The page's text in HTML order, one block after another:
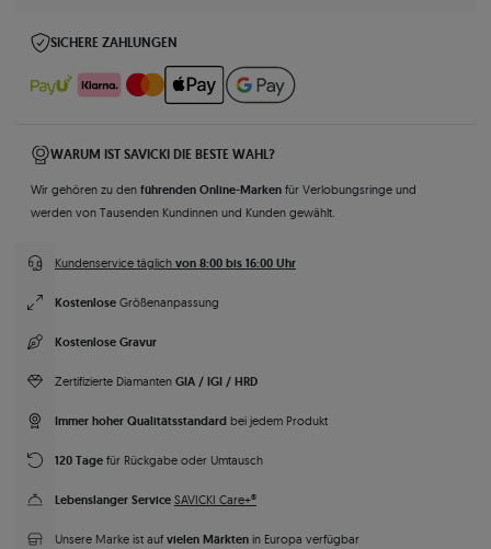
SICHERE ZAHLUNGEN
WARUM IST SAVICKI DIE BESTE WAHL?
Wir gehören zu den führenden Online-Marken für Verlobungsringe und
werden von Tausenden Kundinnen und Kunden gewählt.
Kundenservice täglich von 8:00 bis 16:00 Uhr
Kostenlose Größenanpassung
Kostenlose Gravur
Zertifizierte Diamanten GIA / IGI / HRD
Immer hoher Qualitätsstandard bei jedem Produkt
120 Tage für Rückgabe oder Umtausch
Lebenslanger Service SAVICKI Care+®
Unsere Marke ist auf vielen Märkten in Europa verfügbar